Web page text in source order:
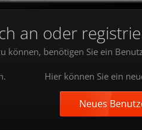
an oder
können, benötigen Sie ein
Hier können Sie ein
Neues